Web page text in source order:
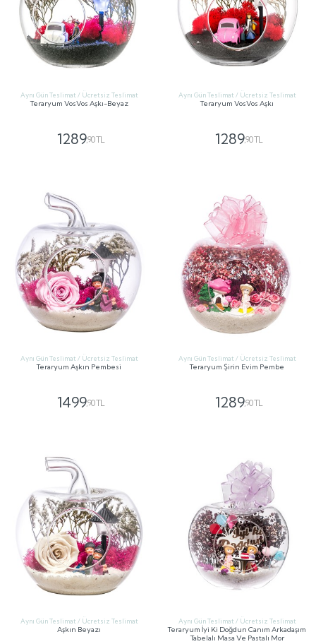
Aynı Gün Teslimat / Ücretsiz Teslimat
Teraryum VosVos Aşkı-Beyaz
1289,90 TL
Aynı Gün Teslimat / Ücretsiz Teslimat
Teraryum VosVos Aşkı
1289,90 TL
Aynı Gün Teslimat / Ücretsiz Teslimat
Teraryum Aşkın Pembesi
1499,90 TL
Aynı Gün Teslimat / Ücretsiz Teslimat
Teraryum Şirin Evim Pembe
1289,90 TL
Aynı Gün Teslimat / Ücretsiz Teslimat
Aşkın Beyazı
Aynı Gün Teslimat / Ücretsiz Teslimat
Teraryum İyi Ki Doğdun Canım Arkadaşım
Tabelalı Masa Ve Pastalı Mor